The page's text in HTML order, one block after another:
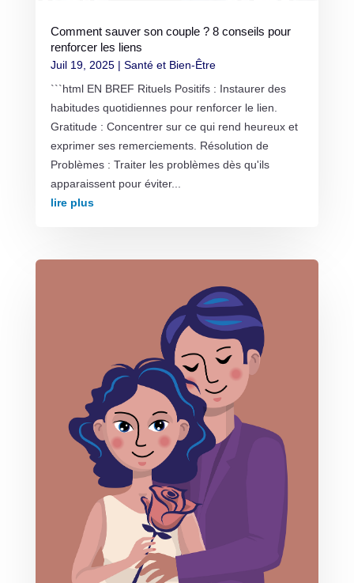
Comment sauver son couple ? 8 conseils pour
renforcer les liens
Juil 19, 2025| Santé et Bien-Être
```html EN BREF Rituels Positifs : Instaurer des
habitudes quotidiennes pour renforcer le lien.
Gratitude : Concentrer sur ce qui rend heureux et
exprimer ses remerciements. Résolution de
Problèmes : Traiter les problèmes dès qu'ils
apparaissent pour éviter...
lire plus